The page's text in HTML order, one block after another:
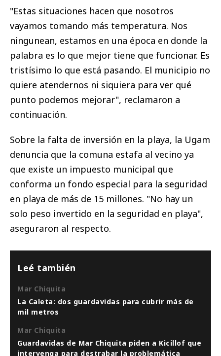
"Estas situaciones hacen que nosotros
vayamos tomando más temperatura. Nos
ningunean, estamos en una época en donde la
palabra es lo que mejor tiene que funcionar. Es
tristísimo lo que está pasando. El municipio no
quiere atendernos ni siquiera para ver qué
punto podemos mejorar", reclamaron a
continuación.
Sobre la falta de inversión en la playa, la Ugam
denuncia que la comuna estafa al vecino ya
que existe un impuesto municipal que
conforma un fondo especial para la seguridad
en playa de más de 15 millones. "No hay un
solo peso invertido en la seguridad en playa",
aseguraron al respecto.
Leé también
Mar Chiquita
La Caleta: dos guardavidas para cubrir más de
mil metros
Mar Chiquita
Guardavidas de Mar Chiquita piden a Kicillof que
intervenga para destrabar la problemática